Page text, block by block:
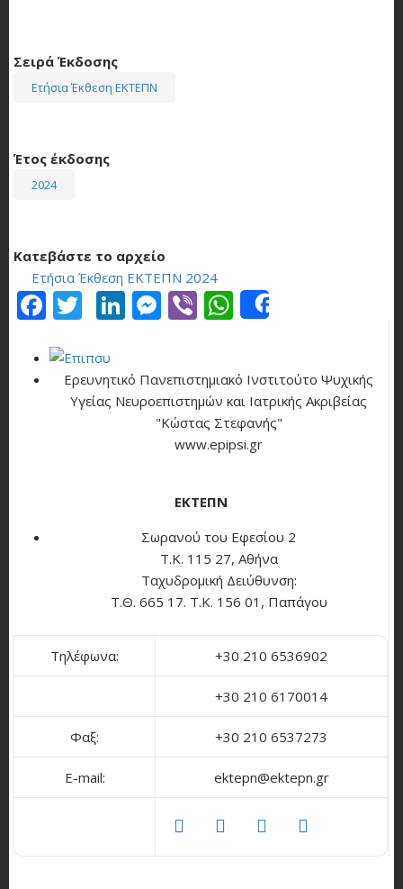
Σειρά Έκδοσης
Ετήσια Έκθεση ΕΚΤΕΠΝ
Έτος έκδοσης
2024
Κατεβάστε το αρχείο
Ετήσια Έκθεση ΕΚΤΕΠΝ 2024
Facebook
Twitter
LinkedIn
Messenger
ViberWhatsApp
Ερευνητικό Πανεπιστημιακό Ινστιτούτο Ψυχικής
Υγείας Νευροεπιστημών και Ιατρικής Ακριβείας
"Κώστας Στεφανής"
www.epipsi.gr
ΕΚΤΕΠΝ
Σωρανού του Εφεσίου 2
Τ.Κ. 115 27, Αθήνα
Ταχυδρομική Δειύθυνση:
Τ.Θ. 665 17. Τ.Κ. 156 01, Παπάγου
Τηλέφωνα: +30 210 6536902
+30 210 6170014
Φαξ: +30 210 6537273
E-mail: ektepn@ektepn.gr
facebooktwitter linkedin